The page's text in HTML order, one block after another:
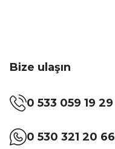
Bize ulaşın
0 533 059 19 29
0 530 321 20 66